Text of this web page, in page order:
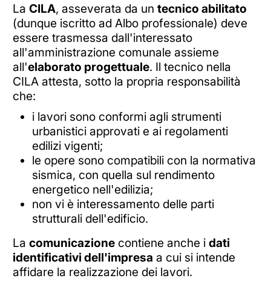
La CILA, asseverata da un tecnico abilitato
(dunque iscritto ad Albo professionale) deve
essere trasmessa dall'interessato
all'amministrazione comunale assieme
all'elaborato progettuale. Il tecnico nella
CILA attesta, sotto la propria responsabilità
che:
i lavori sono conformi agli strumenti
urbanistici approvati e ai regolamenti
edilizi vigenti;
le opere sono compatibili con la normativa
sismica, con quella sul rendimento
energetico nell'edilizia;
non vi è interessamento delle parti
strutturali dell'edificio.
La comunicazionecontiene anche i dati
identificativi dell'impresa a cui si intende
affidare la realizzazione dei lavori.